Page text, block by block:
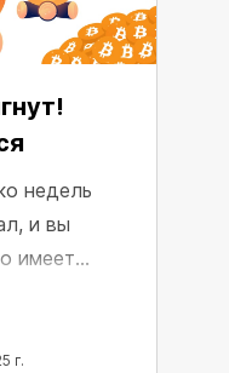
недель
и вы
имеет
г.